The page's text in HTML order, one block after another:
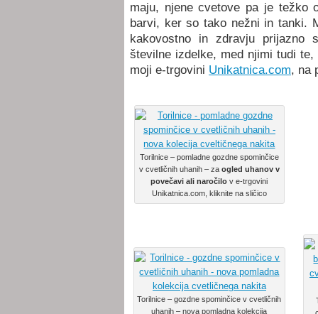
maju, njene cvetove pa je težko
barvi, ker so tako nežni in tanki.
kakovostno in zdravju prijazno
številne izdelke, med njimi tudi
moji e-trgovini Unikatnica.com, na
Torilnice – pomladne gozdne spominčice
v cvetličnih uhanih – za ogled uhanov v
povečavi ali naročilo v e-trgovini
Unikatnica.com, kliknite na sličico
Torilnice – gozdne spominčice v cvetličnih
uhanih – nova pomladna kolekcija